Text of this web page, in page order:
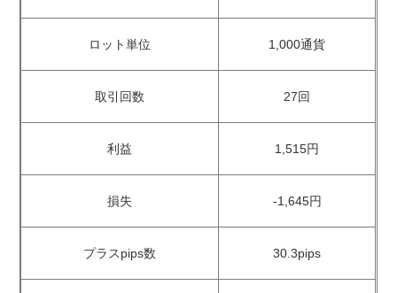
ロット単位 1,000通貨
取引回数 27回
利益 1,515円
損失 -1,645円
プラスpips数 30.3pips